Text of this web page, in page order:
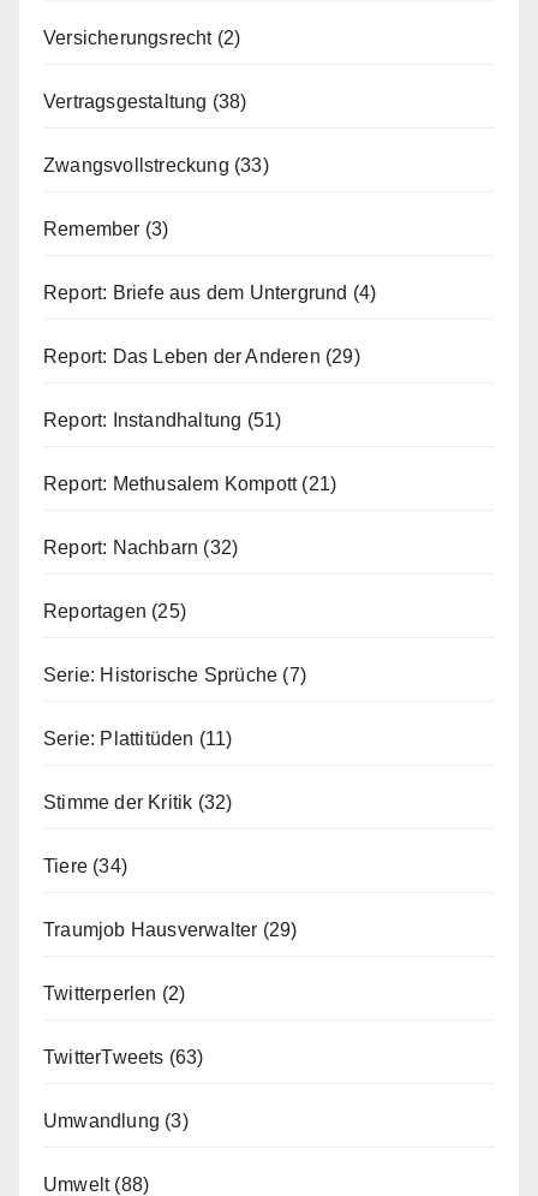
Versicherungsrecht(2)
Vertragsgestaltung (38)
Zwangsvollstreckung (33)
Remember (3)
Report: Briefe aus dem Untergrund (4)
Report: Das Leben der Anderen (29)
Report: Instandhaltung (51)
Report: Methusalem Kompott(21)
Report: Nachbarn (32)
Reportagen (25)
Serie: Historische Sprüche (7)
Serie: Plattitüden (11)
Stimme der Kritik (32)
Tiere (34)
Traumjob Hausverwalter (29)
Twitterperlen (2)
TwitterTweets (63)
Umwandlung (3)
Umwelt(88)